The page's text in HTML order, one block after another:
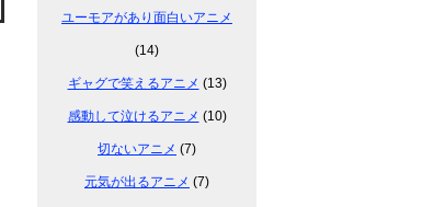
ユーモアがあり面白いアニメ
(14)
ギャグで笑えるアニメ (13)
感動して泣けるアニメ (10)
切ないアニメ (7)
元気が出るアニメ (7)